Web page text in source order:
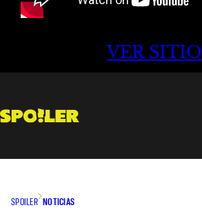
VER SITIO
SPOILER NOTICIAS